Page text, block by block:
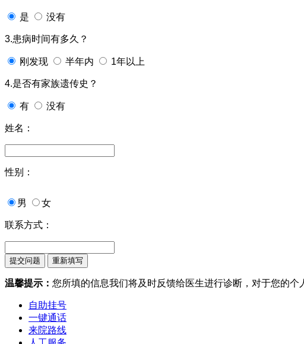
是 没有
3.患病时间有多久？
刚发现 半年内 1年以上
4.是否有家族遗传史？
有 没有
姓名：
性别：
男 女
联系方式：
温馨提示： 您所填的信息我们将及时反馈给医生进行诊断，对于您的个
自助挂号
一键通话
来院路线